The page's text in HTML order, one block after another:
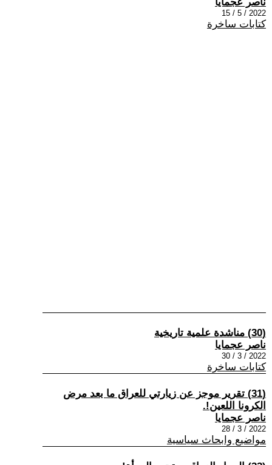
2022 / 5 / 15
كتابات ساخرة
(30) مناشدة علمية تاريخية
ناصر عجمايا
2022 / 3 / 30
كتابات ساخرة
(31) تقرير موجز عن زيارتي للعراق ما بعد مرض
الكرونا اللعين!.
ناصر عجمايا
2022 / 3 / 28
مواضيع وابحاث سياسية